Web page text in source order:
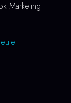
Marketing